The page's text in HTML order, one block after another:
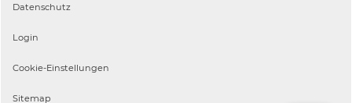
Datenschutz
Login
Cookie-Einstellungen
Sitemap